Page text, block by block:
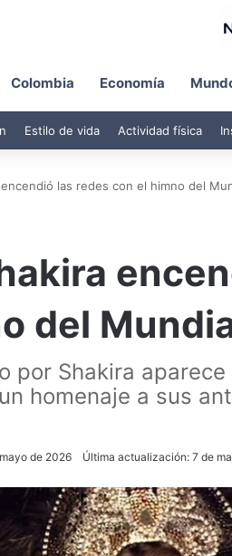
Colombia Economía
Estilo de vida Actividad física
encendió las redes con el himno del
del
por Shakira
homenaje a sus
de 2026 Última actualización: 7 de